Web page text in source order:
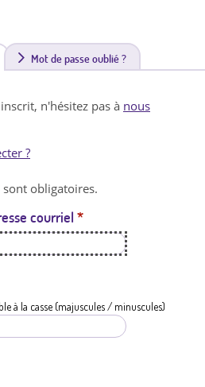
Mot de passe oublié ?
n'hésitez pas à nous
?
sont obligatoires.
courriel *
à la casse (majuscules / minuscules)